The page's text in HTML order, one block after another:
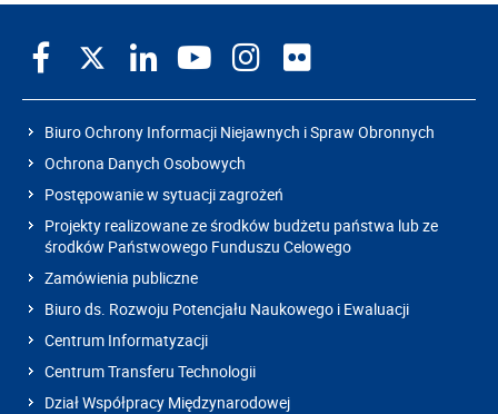
Biuro Ochrony Informacji Niejawnych i Spraw Obronnych
Ochrona Danych Osobowych
Postępowanie w sytuacji zagrożeń
Projekty realizowane ze środków budżetu państwa lub ze
środków Państwowego Funduszu Celowego
Zamówienia publiczne
Biuro ds. Rozwoju Potencjału Naukowego i Ewaluacji
Centrum Informatyzacji
Centrum Transferu Technologii
Dział Współpracy Międzynarodowej